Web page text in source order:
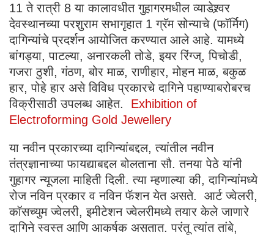
11 ते रात्री 8 या कालावधीत गुहागरमधील व्याडेश्र्वर
देवस्थानच्या परशुराम सभागृहात 1 ग्रॅम सोन्याचे (फॉर्मिग)
दागिन्यांचे प्रदर्शन आयोजित करण्यात आले आहे. यामध्ये
बांगड्या, पाटल्या, अनारकली तोडे, इयर रिंग्ज्‌, पिचोडी,
गजरा ठुशी, गंठण, बोर माळ, राणीहार, मोहन माळ, बकुळ
हार, पोहे हार असे विविध प्रकारचे दागिने पहाण्याबरोबरच
विक्रीसाठी उपलब्ध आहेत. Exhibition of
Electroforming Gold Jewellery
या नवीन प्रकारच्या दागिन्यांबद्दल, त्यांतील नवीन
तंत्रज्ञानाच्या फायद्याबद्दल बोलताना सौ. तनया पेठे यांनी
गुहागर न्यूजला माहिती दिली. त्या म्हणाल्या की, दागिन्यांमध्ये
रोज नविन प्रकार व नविन फॅशन येत असते. आर्ट ज्वेलरी,
कॉसच्युम ज्वेलरी, इमीटेशन ज्वेलरीमध्ये तयार केले जाणारे
दागिने स्वस्त आणि आकर्षक असतात. परंतू त्यांत तांबे,